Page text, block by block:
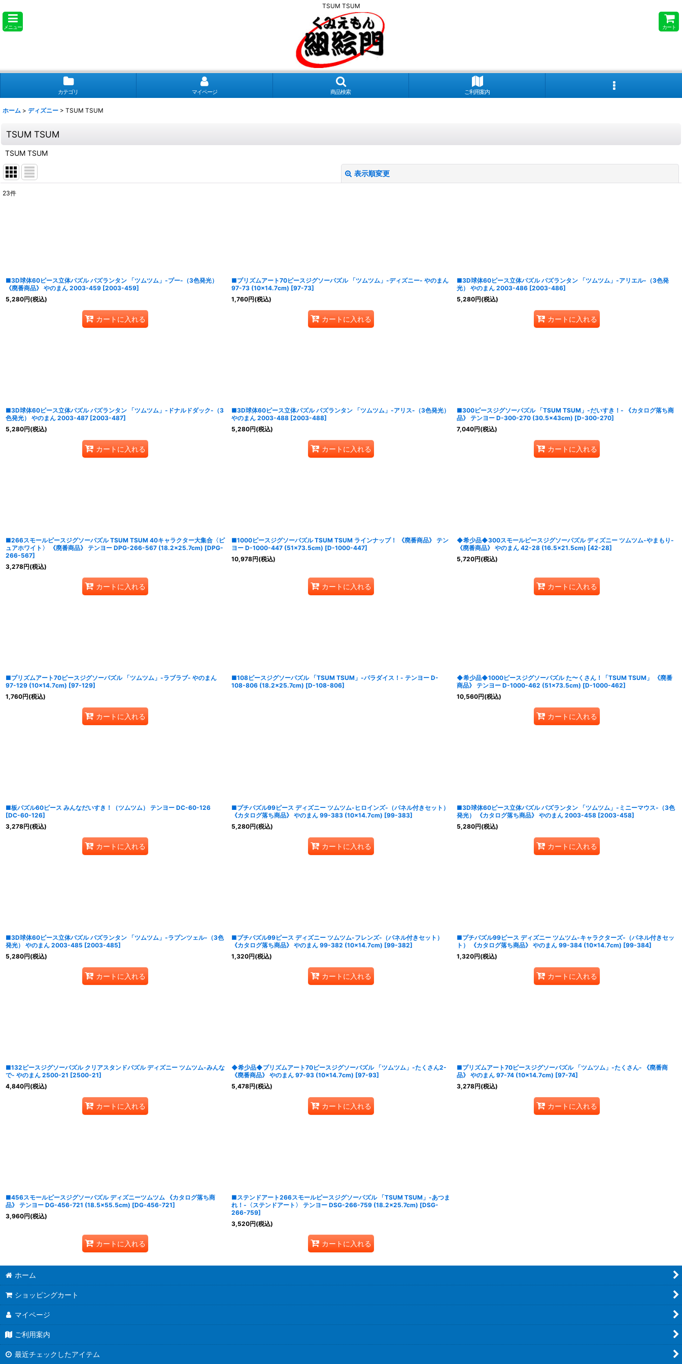
TSUM TSUM
メニュー カート
カテゴリ マイページ 商品検索 ご利用案内
ホーム > ディズニー > TSUM TSUM
TSUM TSUM
TSUM TSUM
表示順変更
23件
■3D球体60ピース立体パズル パズランタン 「ツムツム」-プー-（3色発光）
《廃番商品》 やのまん 2003-459 [2003-459]
5,280円(税込)
カートに入れる
■プリズムアート70ピースジグソーパズル 「ツムツム」-ディズニー- やのまん
97-73 (10×14.7cm) [97-73]
1,760円(税込)
カートに入れる
■3D球体60ピース立体パズル パズランタン 「ツムツム」-アリエル-（3色発
光） やのまん 2003-486 [2003-486]
5,280円(税込)
カートに入れる
■3D球体60ピース立体パズル パズランタン 「ツムツム」-ドナルドダック-（3
色発光） やのまん 2003-487 [2003-487]
5,280円(税込)
カートに入れる
■3D球体60ピース立体パズル パズランタン 「ツムツム」-アリス-（3色発光）
やのまん 2003-488 [2003-488]
5,280円(税込)
カートに入れる
■300ピースジグソーパズル 「TSUM TSUM」-だいすき！- 《カタログ落ち商
品》 テンヨー D-300-270 (30.5×43cm) [D-300-270]
7,040円(税込)
カートに入れる
■266スモールピースジグソーパズル TSUM TSUM 40キャラクター大集合〈ピ
ュアホワイト〉 《廃番商品》 テンヨー DPG-266-567 (18.2×25.7cm) [DPG-
266-567]
3,278円(税込)
カートに入れる
■1000ピースジグソーパズル TSUM TSUM ラインナップ！ 《廃番商品》 テン
ヨー D-1000-447 (51×73.5cm) [D-1000-447]
10,978円(税込)
カートに入れる
◆希少品◆300スモールピースジグソーパズル ディズニー ツムツム-やまもり-
《廃番商品》 やのまん 42-28 (16.5×21.5cm) [42-28]
5,720円(税込)
カートに入れる
■プリズムアート70ピースジグソーパズル 「ツムツム」-ラブラブ- やのまん
97-129 (10×14.7cm) [97-129]
1,760円(税込)
カートに入れる
■108ピースジグソーパズル 「TSUM TSUM」-パラダイス！- テンヨー D-
108-806 (18.2×25.7cm) [D-108-806]
◆希少品◆1000ピースジグソーパズル た〜くさん！「TSUM TSUM」 《廃番
商品》 テンヨー D-1000-462 (51×73.5cm) [D-1000-462]
10,560円(税込)
カートに入れる
■板パズル60ピース みんなだいすき！（ツムツム） テンヨー DC-60-126
[DC-60-126]
3,278円(税込)
カートに入れる
■プチパズル99ピース ディズニー ツムツム-ヒロインズ-（パネル付きセット）
《カタログ落ち商品》 やのまん 99-383 (10×14.7cm) [99-383]
5,280円(税込)
カートに入れる
■3D球体60ピース立体パズル パズランタン 「ツムツム」-ミニーマウス-（3色
発光） 《カタログ落ち商品》 やのまん 2003-458 [2003-458]
5,280円(税込)
カートに入れる
■3D球体60ピース立体パズル パズランタン 「ツムツム」-ラプンツェル-（3色
発光） やのまん 2003-485 [2003-485]
5,280円(税込)
カートに入れる
■プチパズル99ピース ディズニー ツムツム-フレンズ-（パネル付きセット）
《カタログ落ち商品》 やのまん 99-382 (10×14.7cm) [99-382]
1,320円(税込)
カートに入れる
■プチパズル99ピース ディズニー ツムツム-キャラクターズ-（パネル付きセッ
ト） 《カタログ落ち商品》 やのまん 99-384 (10×14.7cm) [99-384]
1,320円(税込)
カートに入れる
■132ピースジグソーパズル クリアスタンドパズル ディズニー ツムツム-みんな
で- やのまん 2500-21 [2500-21]
4,840円(税込)
カートに入れる
◆希少品◆プリズムアート70ピースジグソーパズル 「ツムツム」-たくさん2-
《廃番商品》 やのまん 97-93 (10×14.7cm) [97-93]
5,478円(税込)
カートに入れる
■プリズムアート70ピースジグソーパズル 「ツムツム」-たくさん- 《廃番商
品》 やのまん 97-74 (10×14.7cm) [97-74]
3,278円(税込)
カートに入れる
■456スモールピースジグソーパズル ディズニーツムツム 《カタログ落ち商
品》 テンヨー DG-456-721 (18.5×55.5cm) [DG-456-721]
3,960円(税込)
カートに入れる
■ステンドアート266スモールピースジグソーパズル 「TSUM TSUM」-あつま
れ！-〈ステンドアート〉 テンヨー DSG-266-759 (18.2×25.7cm) [DSG-
266-759]
3,520円(税込)
カートに入れる
ホーム
ショッピングカート
マイページ
ご利用案内
最近チェックしたアイテム